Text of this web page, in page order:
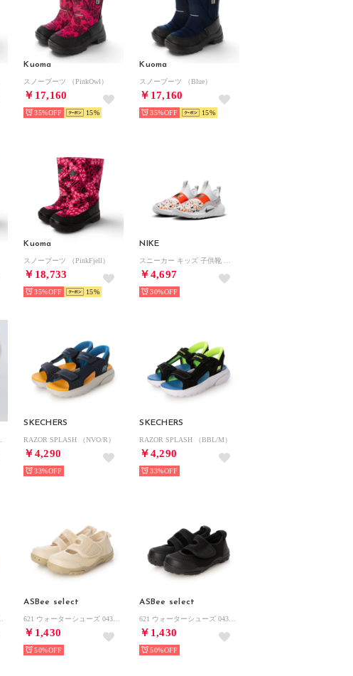
Kuoma
スノーブーツ （PinkOwl）
￥17,160
35% 15
Kuoma
スノーブーツ （Blue）
￥17,160
35% 15
Kuoma
スノーブーツ （PinkFjell）
￥18,733
35% 15
NIKE
￥4,697
30%
SKECHERS
RAZOR SPLASH （NVO/R）
￥4,290
33%
SKECHERS
RAZOR SPLASH （BBL/M）
￥4,290
33%
ASBee select
￥1,430
50%
ASBee select
￥1,430
50%